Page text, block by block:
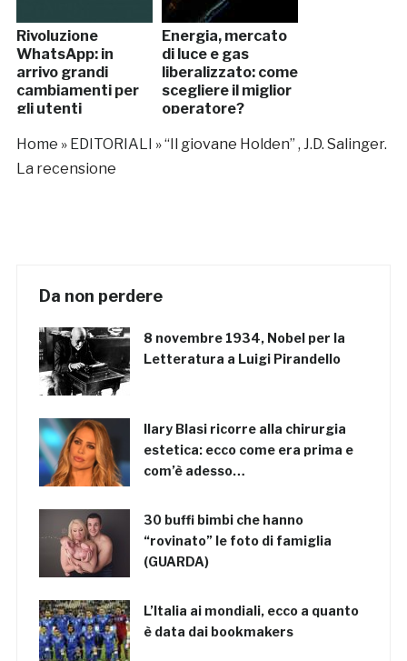
Rivoluzione
WhatsApp: in
arrivo grandi
cambiamenti per
gli utenti
Energia, mercato
di luce e gas
liberalizzato: come
scegliere il miglior
operatore?
Home » EDITORIALI »“Il giovane Holden” , J.D. Salinger.
La recensione
Da non perdere
8 novembre 1934, Nobel per la
Letteratura a Luigi Pirandello
Ilary Blasi ricorre alla chirurgia
estetica: ecco come era prima e
com’è adesso…
30 buffi bimbi che hanno
“rovinato” le foto di famiglia
(GUARDA)
L’Italia ai mondiali, ecco a quanto
è data dai bookmakers